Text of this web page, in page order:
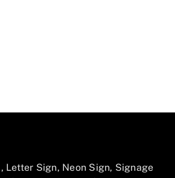
, Letter Sign, Neon Sign, Signage